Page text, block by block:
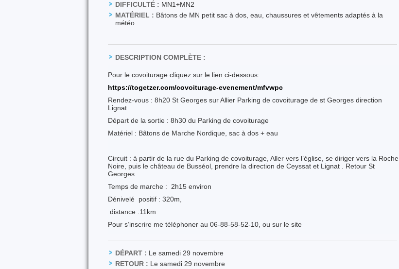
DIFFICULTÉ : MN1+MN2
MATÉRIEL : Bâtons de MN petit sac à dos, eau, chaussures et vêtements adaptés à la
météo
DESCRIPTION COMPLÈTE :
Pour le covoiturage cliquez sur le lien ci-dessous:
https://togetzer.com/covoiturage-evenement/mfvwpc
Rendez-vous : 8h20 St Georges sur Allier Parking de covoiturage de st Georges direction
Lignat
Départ de la sortie : 8h30 du Parking de covoiturage
Matériel : Bâtons de Marche Nordique, sac à dos + eau
Circuit : à partir de la rue du Parking de covoiturage, Aller vers l’église, se diriger vers la Roche
Noire, puis le château de Busséol, prendre la direction de Ceyssat et Lignat . Retour St
Georges
Temps de marche : 2h15 environ
Dénivelé positif : 320m,
distance :11km
Pour s’inscrire me téléphoner au 06-88-58-52-10, ou sur le site
DÉPART : Le samedi 29 novembre
RETOUR : Le samedi 29 novembre